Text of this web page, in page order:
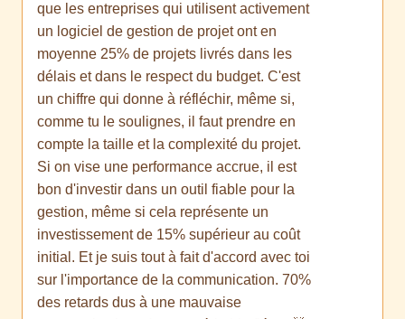
que les entreprises qui utilisent activement
un logiciel de gestion de projet ont en
moyenne 25% de projets livrés dans les
délais et dans le respect du budget. C'est
un chiffre qui donne à réfléchir, même si,
comme tu le soulignes, il faut prendre en
compte la taille et la complexité du projet.
Si on vise une performance accrue, il est
bon d'investir dans un outil fiable pour la
gestion, même si cela représente un
investissement de 15% supérieur au coût
initial. Et je suis tout à fait d'accord avec toi
sur l'importance de la communication. 70%
des retards dus à une mauvaise